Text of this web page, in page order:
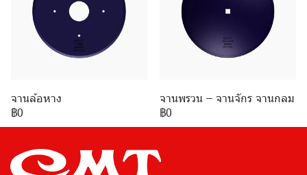
จานล้อหาง
฿0
จานพรวน – จานจักร จานกลม
฿0